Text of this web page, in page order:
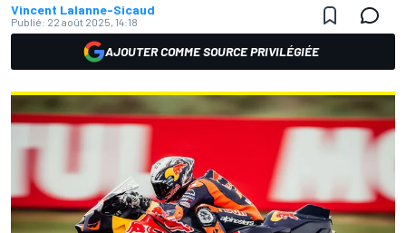
Vincent Lalanne-Sicaud
Publié: 22 août 2025, 14:18
AJOUTER COMME SOURCE PRIVILÉGIÉE